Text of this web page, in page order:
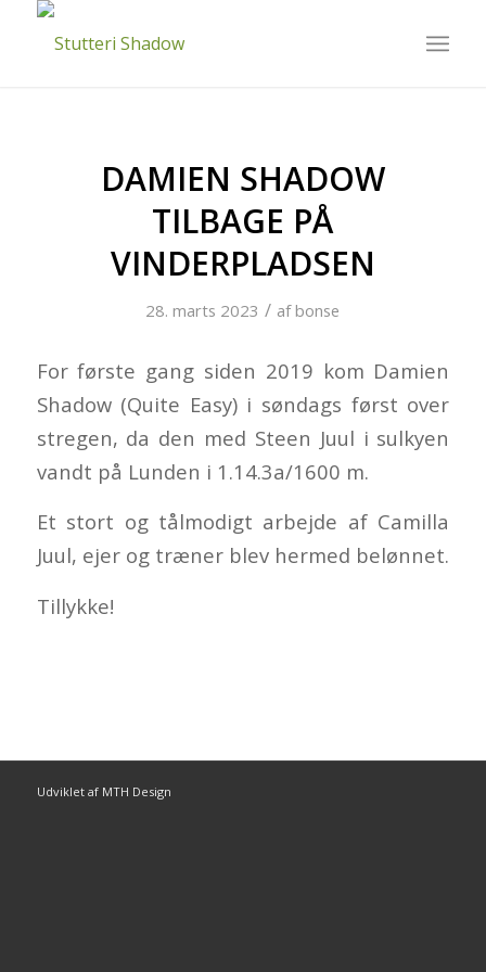
DAMIEN SHADOW
TILBAGE PÅ
VINDERPLADSEN
28. marts 2023 / afbonse
For første gang siden 2019 kom Damien
Shadow (Quite Easy) i søndags først over
stregen, da den med Steen Juul i sulkyen
vandt på Lunden i 1.14.3a/1600 m.
Et stort og tålmodigt arbejde af Camilla
Juul, ejer og træner blev hermed belønnet.
Tillykke!
Udviklet af MTH Design